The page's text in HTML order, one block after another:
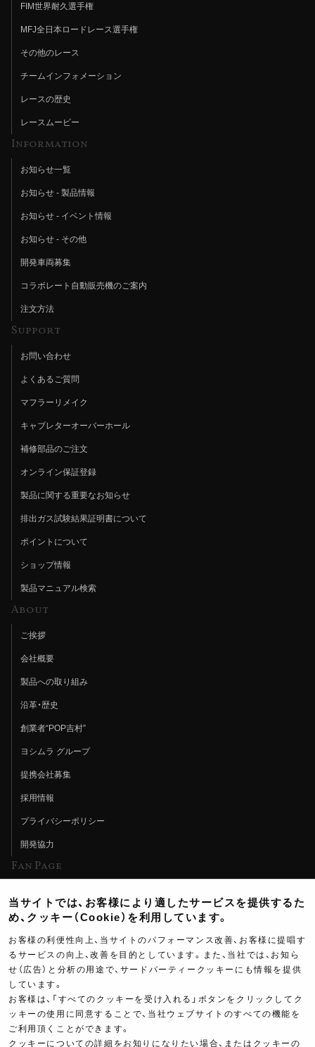
FIM世界耐久選手権
MFJ全日本ロードレース選手権
その他のレース
チームインフォメーション
レースの歴史
レースムービー
Information
お知らせ一覧
お知らせ - 製品情報
お知らせ - イベント情報
お知らせ - その他
開発車両募集
コラボレート自動販売機のご案内
注文方法
Support
お問い合わせ
よくあるご質問
マフラーリメイク
キャブレターオーバーホール
補修部品のご注文
オンライン保証登録
製品に関する重要なお知らせ
排出ガス試験結果証明書について
ポイントについて
ショップ情報
製品マニュアル検索
About
ご挨拶
会社概要
製品への取り組み
沿革・歴史
創業者“POP吉村”
ヨシムラ グループ
提携会社募集
採用情報
プライバシーポリシー
開発協力
Fan Page
ヨシムラTV
イベント情報
イベントスケジュール
ツーリングブレイクタイム
製品ポスター
当サイトでは、お客様により適したサービスを提供するた
め、クッキー（Cookie）を利用しています。
お客様の利便性向上、当サイトのパフォーマンス改善、お客様に提唱す
るサービスの向上、改善を目的としています。また、当社では、お知ら
せ（広告）と分析の用途で、サードパーティークッキーにも情報を提供
しています。
お客様は、「すべてのクッキーを受け入れる」ボタンをクリックしてク
ッキーの使用に同意することで、当社ウェブサイトのすべての機能を
ご利用頂くことができます。
クッキーについての詳細をお知りになりたい場合、またはクッキーの